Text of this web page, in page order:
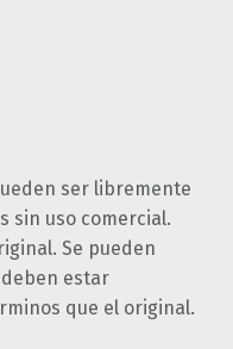
ser libremente
sin uso comercial.
Se pueden
estar
que el original.